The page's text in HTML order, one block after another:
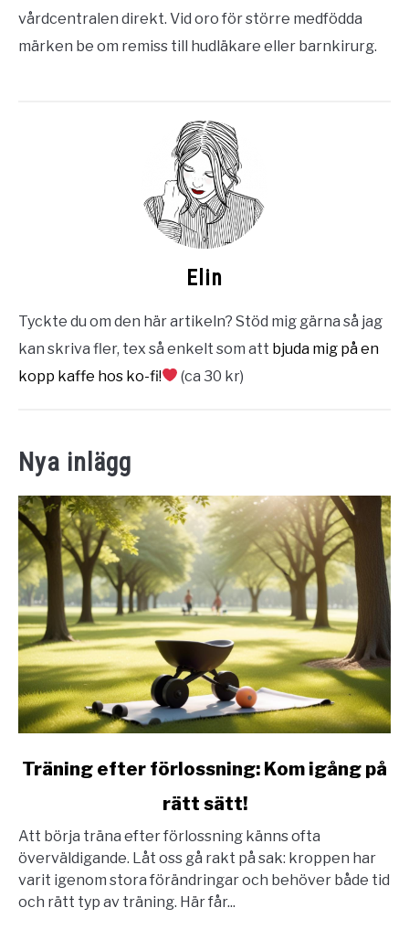
vårdcentralen direkt. Vid oro för större medfödda
märken be om remiss till hudläkare eller barnkirurg.
Elin
Tyckte du om den här artikeln? Stöd mig gärna så jag
kan skriva fler, tex så enkelt som att bjuda mig på en
kopp kaffe hos ko-fi!
(ca 30 kr)
link
efter
förlossning:
Kom
igång
Träning efter förlossning: Kom igång på
rätt sätt!
Att börja träna efter förlossning känns ofta
överväldigande. Låt oss gå rakt på sak: kroppen har
varit igenom stora förändringar och behöver både tid
och rätt typ av träning. Här får...